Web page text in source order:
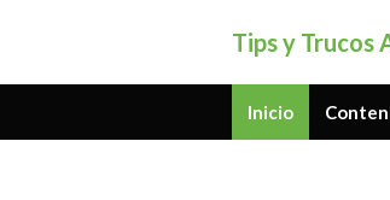
Tips y Trucos
Inicio